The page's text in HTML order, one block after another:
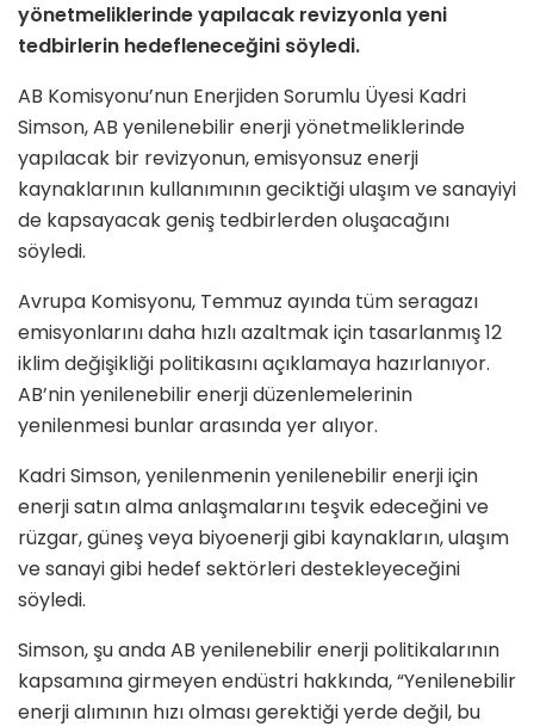
yönetmeliklerinde yapılacak revizyonla yeni
tedbirlerin hedefleneceğini söyledi.
AB Komisyonu’nun Enerjiden Sorumlu Üyesi Kadri
Simson, AB yenilenebilir enerji yönetmeliklerinde
yapılacak bir revizyonun, emisyonsuz enerji
kaynaklarının kullanımının geciktiği ulaşım ve sanayiyi
de kapsayacak geniş tedbirlerden oluşacağını
söyledi.
Avrupa Komisyonu, Temmuz ayında tüm seragazı
emisyonlarını daha hızlı azaltmak için tasarlanmış 12
iklim değişikliği politikasını açıklamaya hazırlanıyor.
AB’nin yenilenebilir enerji düzenlemelerinin
yenilenmesi bunlar arasında yer alıyor.
Kadri Simson, yenilenmenin yenilenebilir enerji için
enerji satın alma anlaşmalarını teşvik edeceğini ve
rüzgar, güneş veya biyoenerji gibi kaynakların, ulaşım
ve sanayi gibi hedef sektörleri destekleyeceğini
söyledi.
Simson, şu anda AB yenilenebilir enerji politikalarının
kapsamına girmeyen endüstri hakkında, “Yenilenebilir
enerji alımının hızı olması gerektiği yerde değil, bu